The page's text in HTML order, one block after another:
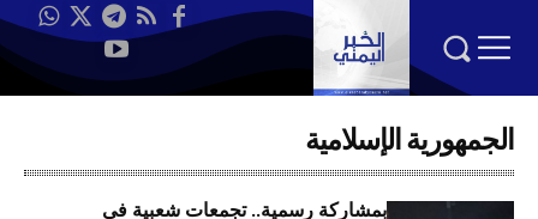
الجمهورية الإسلامية
بمشاركة رسمية.. تجمعات شعبية في